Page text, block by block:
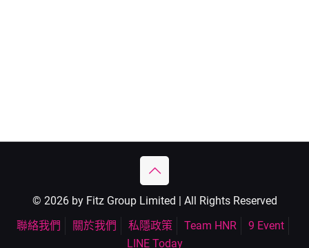
© 2026 by Fitz Group Limited | All Rights Reserved
聯絡我們
關於我們 私隱政策 Team HNR
9 Event
LINE Today